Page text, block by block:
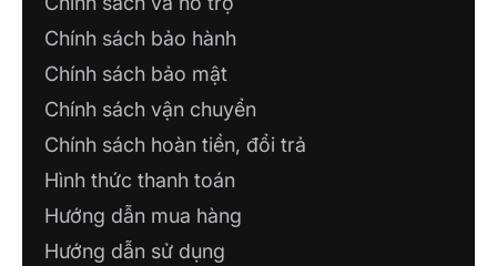
Chính sách bảo hành
Chính sách bảo mật
Chính sách vận chuyển
Chính sách hoàn tiền, đổi trả
Hình thức thanh toán
Hướng dẫn mua hàng
Hướng dẫn sử dụng